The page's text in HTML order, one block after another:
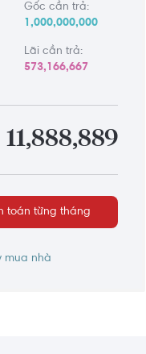
Gốc cần trả:
1,000,000,000
Lãi cần trả:
573,166,667
11,888,889
toán từng tháng
mua nhà